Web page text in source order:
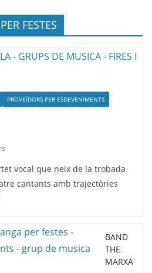
FESTES
PROVEÏDORS PER ESDEVENIMENTS
vocal que neix de la trobada
cantants amb trajectòries
BAND
THE
MARXA